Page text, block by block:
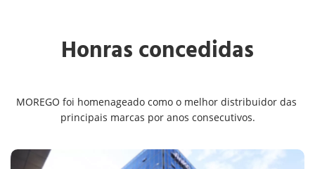
Honras concedidas
MOREGO foi homenageado como o melhor distribuidor das
principais marcas por anos consecutivos.